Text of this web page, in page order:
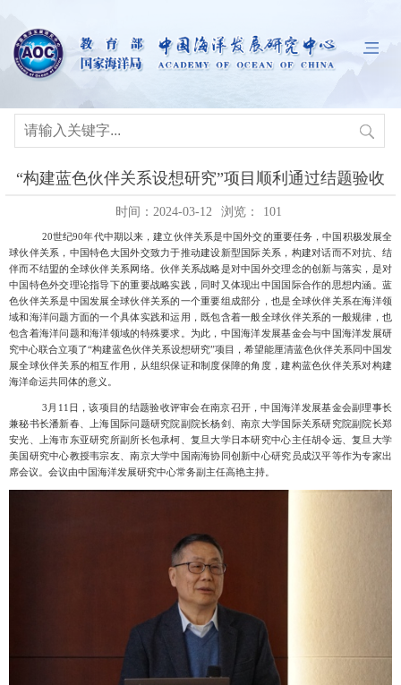
“构建蓝色伙伴关系设想研究”项目顺利通过结题验收
时间：2024-03-12 浏览： 101
20世纪90年代中期以来，建立伙伴关系是中国外交的重要任务，中国积极发展全
球伙伴关系，中国特色大国外交致力于推动建设新型国际关系，构建对话而不对抗、结
伴而不结盟的全球伙伴关系网络。伙伴关系战略是对中国外交理念的创新与落实，是对
中国特色外交理论指导下的重要战略实践，同时又体现出中国国际合作的思想内涵。蓝
色伙伴关系是中国发展全球伙伴关系的一个重要组成部分，也是全球伙伴关系在海洋领
域和海洋问题方面的一个具体实践和运用，既包含着一般全球伙伴关系的一般规律，也
包含着海洋问题和海洋领域的特殊要求。为此，中国海洋发展基金会与中国海洋发展研
究中心联合立项了“构建蓝色伙伴关系设想研究”项目，希望能厘清蓝色伙伴关系同中国发
展全球伙伴关系的相互作用，从组织保证和制度保障的角度，建构蓝色伙伴关系对构建
海洋命运共同体的意义。
3月11日，该项目的结题验收评审会在南京召开，中国海洋发展基金会副理事长
兼秘书长潘新春、上海国际问题研究院副院长杨剑、南京大学国际关系研究院副院长郑
安光、上海市东亚研究所副所长包承柯、复旦大学日本研究中心主任胡令远、复旦大学
美国研究中心教授韦宗友、南京大学中国南海协同创新中心研究员成汉平等作为专家出
席会议。会议由中国海洋发展研究中心常务副主任高艳主持。